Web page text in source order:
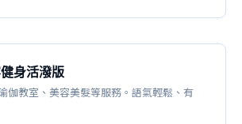
身活潑版
伽教室、美容美髮等服務。語氣輕鬆、有